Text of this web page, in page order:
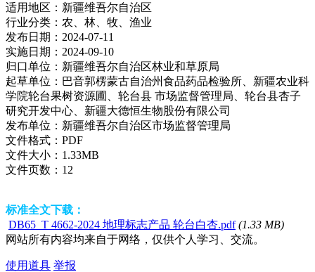
适用地区： 新疆维吾尔自治区
行业分类： 农、林、牧、渔业
发布日期： 2024-07-11
实施日期： 2024-09-10
归口单位： 新疆维吾尔自治区林业和草原局
起草单位： 巴音郭楞蒙古自治州食品药品检验所、新疆农业科
学院轮台果树资源圃、轮台县 市场监督管理局、轮台县杏子
研究开发中心、新疆大德恒生物股份有限公司
发布单位： 新疆维吾尔自治区市场监督管理局
文件格式： PDF
文件大小： 1.33MB
文件页数： 12
标准全文下载：
DB65_T 4662-2024 地理标志产品 轮台白杏.pdf (1.33 MB)
网站所有内容均来自于网络，仅供个人学习、交流。
使用道具 举报